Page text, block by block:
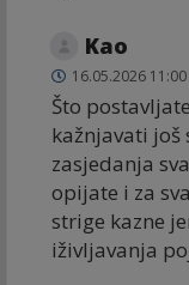
Kao
16.05.2026 11:00
Što
kažnjavati još
zasjedanja
opijate i za
strige kazne
iživljavanja